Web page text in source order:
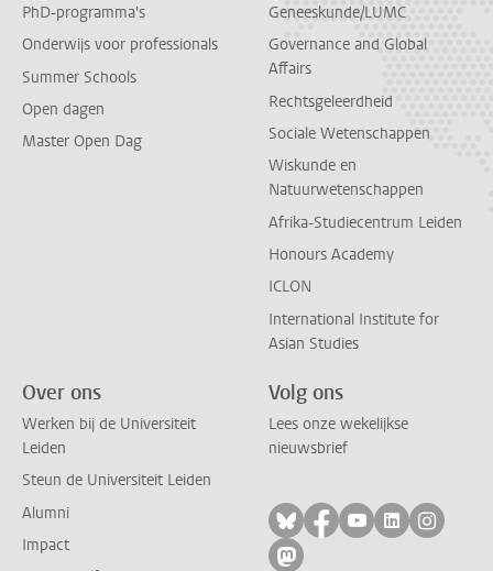
PhD-programma's
Onderwijs voor professionals
Summer Schools
Open dagen
Master Open Dag
Geneeskunde/LUMC
Governance and Global
Affairs
Rechtsgeleerdheid
Sociale Wetenschappen
Wiskunde en
Natuurwetenschappen
Afrika-Studiecentrum Leiden
Honours Academy
ICLON
International Institute for
Asian Studies
Over ons
Werken bij de Universiteit
Leiden
Steun de Universiteit Leiden
Alumni
Impact
Volg ons
Lees onze wekelijkse
nieuwsbrief
Volg ons op bluesky
Volg ons op
Volg ons op
Volg ons
Volg
Volg ons op mastodon